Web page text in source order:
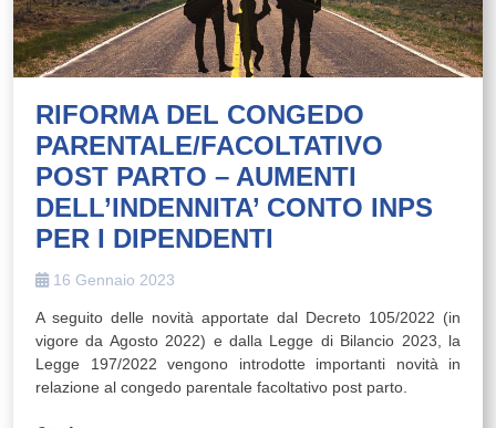
RIFORMA DEL CONGEDO
PARENTALE/FACOLTATIVO
POST PARTO – AUMENTI
DELL’INDENNITA’ CONTO INPS
PER I DIPENDENTI
16 Gennaio 2023
A seguito delle novità apportate dal Decreto 105/2022 (in
vigore da Agosto 2022) e dalla Legge di Bilancio 2023, la
Legge 197/2022 vengono introdotte importanti novità in
relazione al congedo parentale facoltativo post parto.